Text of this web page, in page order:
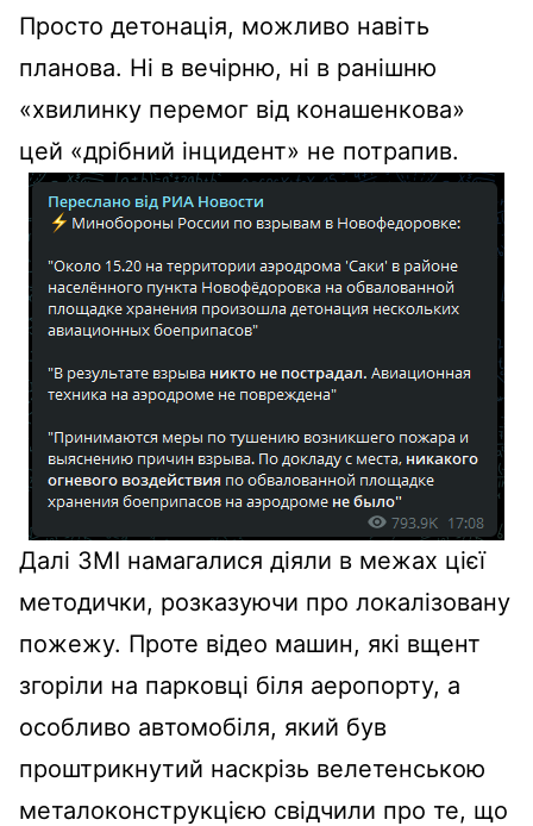
Просто детонація, можливо навіть
планова. Ні в вечірню, ні в ранішню
«хвилинку перемог від конашенкова»
цей «дрібний інцидент» не потрапив.
Далі ЗМІ намагалися діяли в межах цієї
методички, розказуючи про локалізовану
пожежу. Проте відео машин, які вщент
згоріли на парковці біля аеропорту, а
особливо автомобіля, який був
проштрикнутий наскрізь велетенською
металоконструкцією свідчили про те, що